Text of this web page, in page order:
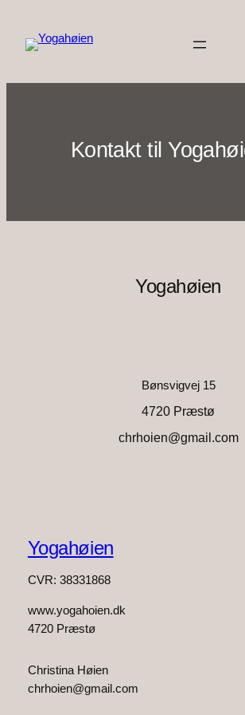
indhold
Kontakt til
Yogahøien
Bønsvigvej 15
4720 Præstø
chrhoien@gmail.com
Yogahøien
CVR: 38331868
www.yogahoien.dk
4720 Præstø
Christina Høien
chrhoien@gmail.com